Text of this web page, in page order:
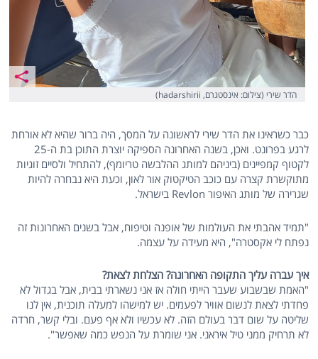
הדר שירי (צילום: אינסטגרם, hadarshirii)
כבר כשראינו את הדר שירי לראשונה על המסך, היה ברור שהיא לא אורחת
לרגע בפרונט. ואכן, בשנה האחרונה הספיקה יוצרת התוכן בת ה-25
לקטוף קמפיינים (ביניהם למותג ההלבשה טריומף), להתחיל ולסיים זוגיות
מתוקשרת קצרה עם כוכב הטיקטוק אור לאון, וכעת היא נבחרה להיות
שגרירה של מותג האיפור Revlon בישראל.
"תמיד אהבתי את העולמות של אופנה וטיפוח, אבל בשנים האחרונות זה
נפתח לי אקסטרה", היא מעידה על עצמה.
איך עברה עליך התקופה האחרונה? הצלחת לצאת?
"האמת שבשבוע שעבר הייתי חולה אז אני נשארתי בבית, אבל בגדול לא
פחדתי לצאת לנשום אוויר לפעמים. יש למישהו למעלה תוכנית, אין לנו
שליטה על שום דבר בעולם הזה. לא עכשיו ולא אף פעם. ובלי קשר, חרדה
לא תרחיק ממני טיל איראני. אני שומרת על הנפש כמה שאפשר".